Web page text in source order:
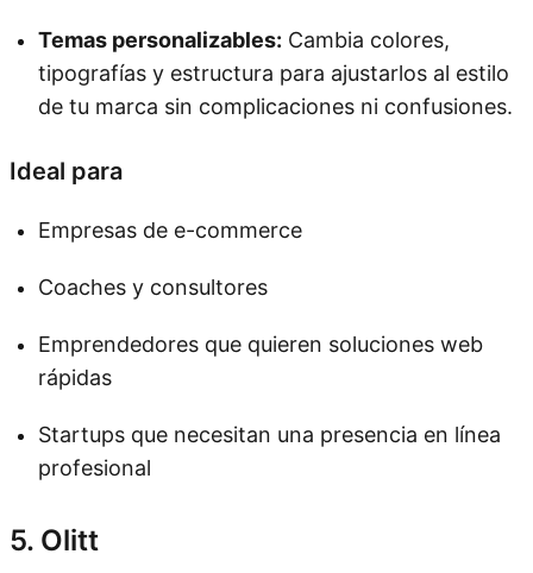
Temas personalizables: Cambia colores,
tipografías y estructura para ajustarlos al estilo
de tu marca sin complicaciones ni confusiones.
Ideal para
Empresas de e-commerce
Coaches y consultores
Emprendedores que quieren soluciones web
rápidas
Startups que necesitan una presencia en línea
profesional
5. Olitt